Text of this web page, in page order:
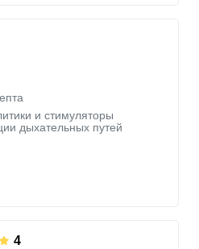
и стимуляторы
дыхательных путей
4